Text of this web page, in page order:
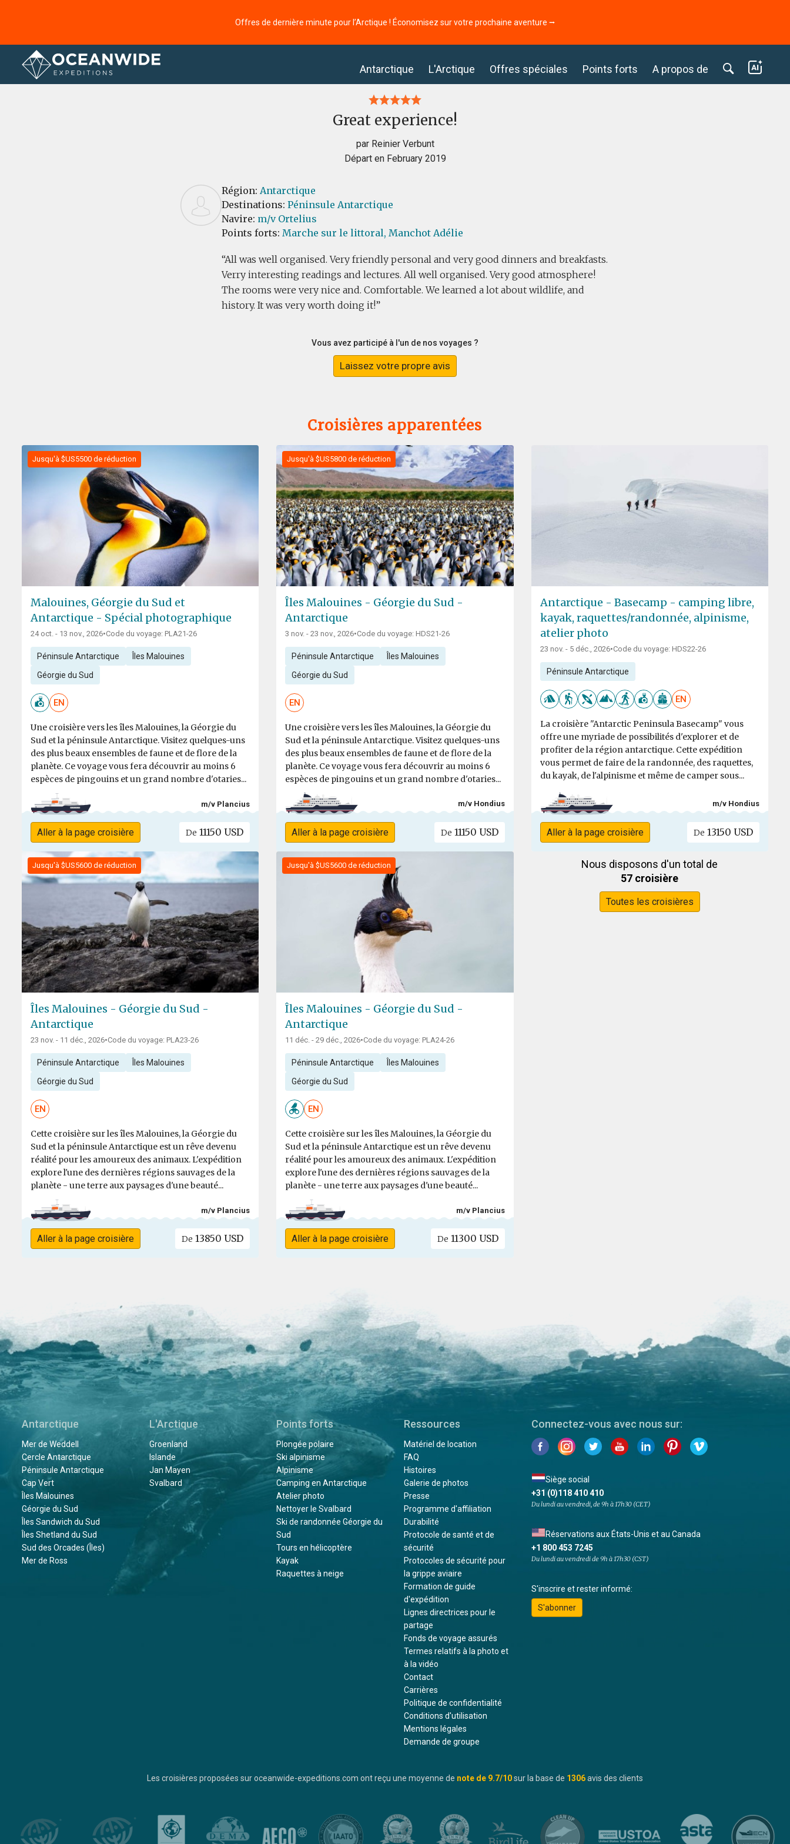
Offres de dernière minute pour l’Arctique ! Économisez sur votre prochaine aventure ⭢
Antarctique L'Arctique Offres spéciales Points forts A propos de
Accueil Commentaires
Great experience!
par Reinier Verbunt
Départ en February 2019
Région: Antarctique
Destinations: Péninsule Antarctique
Navire: m/v Ortelius
Points forts: Marche sur le littoral, Manchot Adélie
All was well organised. Very friendly personal and very good dinners and breakfasts.
Verry interesting readings and lectures. All well organised. Very good atmosphere!
The rooms were very nice and. Comfortable. We learned a lot about wildlife, and
history. It was very worth doing it!
Vous avez participé à l'un de nos voyages ?
Laissez votre propre avis
Croisières apparentées
Jusqu'à $US5500 de réduction
Malouines, Géorgie du Sud et
Antarctique - Spécial photographique
24 oct. - 13 nov., 2026•Code du voyage: PLA21-26
Péninsule Antarctique Îles Malouines
Géorgie du Sud
EN
Une croisière vers les îles Malouines, la Géorgie du
Sud et la péninsule Antarctique. Visitez quelques-uns
des plus beaux ensembles de faune et de flore de la
planète. Ce voyage vous fera découvrir au moins 6
espèces de pingouins et un grand nombre d'otaries...
m/v Plancius
Aller à la page croisière De 11150 USD
Jusqu'à $US5800 de réduction
Îles Malouines - Géorgie du Sud -
Antarctique
3 nov. - 23 nov., 2026•Code du voyage: HDS21-26
Péninsule Antarctique Îles Malouines
Géorgie du Sud
EN
Une croisière vers les îles Malouines, la Géorgie du
Sud et la péninsule Antarctique. Visitez quelques-uns
des plus beaux ensembles de faune et de flore de la
planète. Ce voyage vous fera découvrir au moins 6
espèces de pingouins et un grand nombre d'otaries...
m/v Hondius
Aller à la page croisière De 11150 USD
Antarctique - Basecamp - camping libre,
kayak, raquettes/randonnée, alpinisme,
atelier photo
23 nov. - 5 déc., 2026•Code du voyage: HDS22-26
Péninsule Antarctique
EN
La croisière "Antarctic Peninsula Basecamp" vous
offre une myriade de possibilités d'explorer et de
profiter de la région antarctique. Cette expédition
vous permet de faire de la randonnée, des raquettes,
du kayak, de l'alpinisme et même de camper sous...
m/v Hondius
Aller à la page croisière De 13150 USD
Jusqu'à $US5600 de réduction
Îles Malouines - Géorgie du Sud -
Antarctique
23 nov. - 11 déc., 2026•Code du voyage: PLA23-26
Péninsule Antarctique Îles Malouines
Géorgie du Sud
EN
Cette croisière sur les îles Malouines, la Géorgie du
Sud et la péninsule Antarctique est un rêve devenu
réalité pour les amoureux des animaux. L'expédition
explore l'une des dernières régions sauvages de la
planète - une terre aux paysages d'une beauté...
m/v Plancius
Aller à la page croisière De 13850 USD
Jusqu'à $US5600 de réduction
Îles Malouines - Géorgie du Sud -
Antarctique
11 déc. - 29 déc., 2026•Code du voyage: PLA24-26
Péninsule Antarctique Îles Malouines
Géorgie du Sud
EN
Cette croisière sur les îles Malouines, la Géorgie du
Sud et la péninsule Antarctique est un rêve devenu
réalité pour les amoureux des animaux. L'expédition
explore l'une des dernières régions sauvages de la
planète - une terre aux paysages d'une beauté...
m/v Plancius
Aller à la page croisière De 11300 USD
Nous disposons d'un total de
57 croisière
Toutes les croisières
Antarctique
Mer de Weddell
Cercle Antarctique
Péninsule Antarctique
Cap Vert
Îles Malouines
Géorgie du Sud
Îles Sandwich du Sud
Îles Shetland du Sud
Sud des Orcades (Îles)
Mer de Ross
L'Arctique
Groenland
Islande
Jan Mayen
Svalbard
Points forts
Plongée polaire
Ski alpinisme
Alpinisme
Camping en Antarctique
Atelier photo
Nettoyer le Svalbard
Ski de randonnée Géorgie du
Sud
Tours en hélicoptère
Kayak
Raquettes à neige
Ressources
Matériel de location
FAQ
Histoires
Galerie de photos
Presse
Programme d'affiliation
Durabilité
Protocole de santé et de
sécurité
Protocoles de sécurité pour
la grippe aviaire
Formation de guide
d'expédition
Lignes directrices pour le
partage
Fonds de voyage assurés
Termes relatifs à la photo et
à la vidéo
Contact
Carrières
Politique de confidentialité
Conditions d'utilisation
Mentions légales
Demande de groupe
Connectez-vous avec nous sur:
Siège social
+31 (0)118 410 410
Du lundi au vendredi, de 9h à 17h30 (CET)
Réservations aux États-Unis et au Canada
+1 800 453 7245
Du lundi au vendredi de 9h à 17h30 (CST)
S'inscrire et rester informé:
S'abonner
Les croisières proposées sur oceanwide-expeditions.com ont reçu une moyenne de note de 9.7/10sur la base de 1306avis des clients